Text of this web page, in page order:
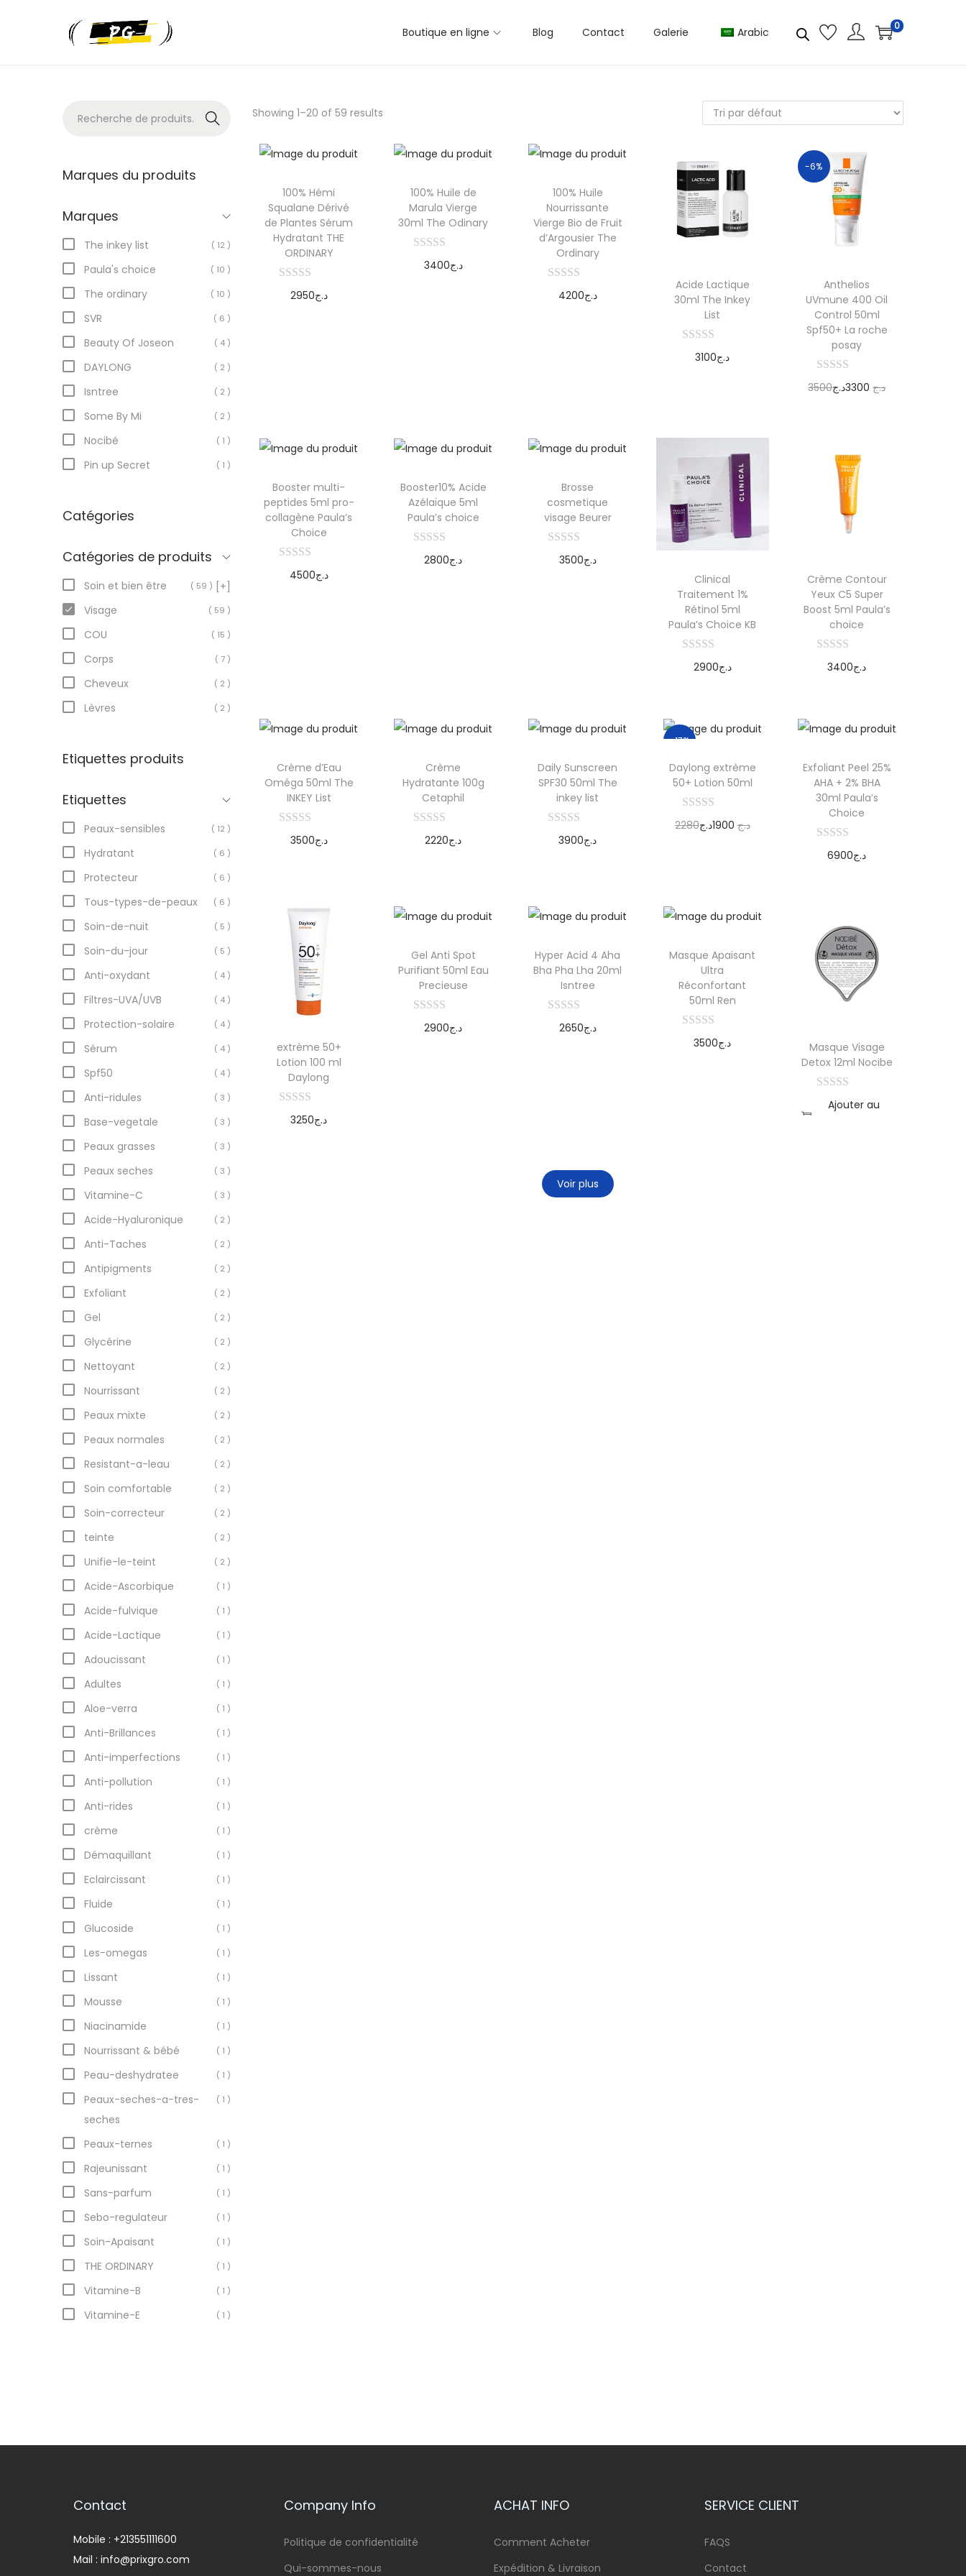
Boutique en ligne Blog Contact Galerie Arabic 0
Showing 1–20 of 59 results
100% Hémi
Squalane Dérivé
de Plantes Sérum
Hydratant THE
ORDINARY
2950د.ج
100% Huile de
Marula Vierge
30ml The Odinary
3400د.ج
100% Huile
Nourrissante
Vierge Bio de Fruit
d’Argousier The
Ordinary
4200د.ج
Acide Lactique
30ml The Inkey
List
3100د.ج
-6%
Anthelios
UVmune 400 Oil
Control 50ml
Spf50+ La roche
posay
3500 د.ج 3300د.ج
Booster multi-
peptides 5ml pro-
collagène Paula’s
Choice
4500د.ج
Booster10% Acide
Azélaïque 5ml
Paula’s choice
2800د.ج
Brosse
cosmetique
visage Beurer
3500د.ج
Clinical
Traitement 1%
Rétinol 5ml
Paula’s Choice KB
2900د.ج
Crème Contour
Yeux C5 Super
Boost 5ml Paula’s
choice
3400د.ج
Crème d’Eau
Oméga 50ml The
INKEY List
3500د.ج
Crème
Hydratante 100g
Cetaphil
2220د.ج
Daily Sunscreen
SPF30 50ml The
inkey list
3900د.ج
-17%
Daylong extrème
50+ Lotion 50ml
2280 د.ج 1900د.ج
Exfoliant Peel 25%
AHA + 2% BHA
30ml Paula’s
Choice
6900د.ج
extrème 50+
Lotion 100 ml
Daylong
3250د.ج
Gel Anti Spot
Purifiant 50ml Eau
Precieuse
2900د.ج
Hyper Acid 4 Aha
Bha Pha Lha 20ml
Isntree
2650د.ج
Masque Apaisant
Ultra
Réconfortant
50ml Ren
3500د.ج
Masque Visage
Detox 12ml Nocibe
Ajouter au
Voir plus
Recher
Marques du produits
Marques
The inkey list ( 12 )
Paula's choice ( 10 )
The ordinary ( 10 )
SVR ( 6 )
Beauty Of Joseon ( 4 )
DAYLONG ( 2 )
Isntree ( 2 )
Some By Mi ( 2 )
Nocibé ( 1 )
Pin up Secret ( 1 )
Catégories
Catégories de produits
Soin et bien être ( 59 )
[+]
Visage
( 59 )
COU ( 15 )
Corps ( 7 )
Cheveux ( 2 )
Lèvres ( 2 )
Etiquettes produits
Etiquettes
Peaux-sensibles ( 12 )
Hydratant ( 6 )
Protecteur ( 6 )
Tous-types-de-peaux ( 6 )
Soin-de-nuit ( 5 )
Soin-du-jour ( 5 )
Anti-oxydant ( 4 )
Filtres-UVA/UVB ( 4 )
Protection-solaire ( 4 )
Sérum ( 4 )
Spf50 ( 4 )
Anti-ridules ( 3 )
Base-vegetale ( 3 )
Peaux grasses ( 3 )
Peaux seches ( 3 )
Vitamine-C ( 3 )
Acide-Hyaluronique ( 2 )
Anti-Taches ( 2 )
Antipigments ( 2 )
Exfoliant ( 2 )
Gel ( 2 )
Glycérine ( 2 )
Nettoyant ( 2 )
Nourrissant ( 2 )
Peaux mixte ( 2 )
Peaux normales ( 2 )
Resistant-a-leau ( 2 )
Soin comfortable ( 2 )
Soin-correcteur ( 2 )
teinte ( 2 )
Unifie-le-teint ( 2 )
Acide-Ascorbique ( 1 )
Acide-fulvique ( 1 )
Acide-Lactique ( 1 )
Adoucissant ( 1 )
Adultes ( 1 )
Aloe-verra ( 1 )
Anti-Brillances ( 1 )
Anti-imperfections ( 1 )
Anti-pollution ( 1 )
Anti-rides ( 1 )
crème ( 1 )
Démaquillant ( 1 )
Eclaircissant ( 1 )
Fluide ( 1 )
Glucoside ( 1 )
Les-omegas ( 1 )
Lissant ( 1 )
Mousse ( 1 )
Niacinamide ( 1 )
Nourrissant & bébé ( 1 )
Peau-deshydratee ( 1 )
Peaux-seches-a-tres-
seches
( 1 )
Peaux-ternes ( 1 )
Rajeunissant ( 1 )
Sans-parfum ( 1 )
Sebo-regulateur ( 1 )
Soin-Apaisant ( 1 )
THE ORDINARY ( 1 )
Vitamine-B ( 1 )
Vitamine-E ( 1 )
Contact
Mobile : +213551111600
Mail : info@prixgro.com
Company Info
Politique de confidentialité
Qui-sommes-nous
ACHAT INFO
Comment Acheter
Expédition & Livraison
SERVICE CLIENT
FAQS
Contact